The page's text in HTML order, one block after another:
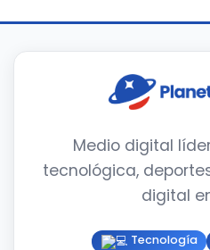
Medio digital
tecnológica,
digital
Tecnología